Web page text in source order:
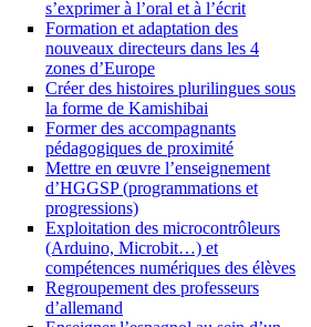
s’exprimer à l’oral et à l’écrit
Formation et adaptation des
nouveaux directeurs dans les 4
zones d’Europe
Créer des histoires plurilingues sous
la forme de Kamishibai
Former des accompagnants
pédagogiques de proximité
Mettre en œuvre l’enseignement
d’HGGSP (programmations et
progressions)
Exploitation des microcontrôleurs
(Arduino, Microbit…) et
compétences numériques des élèves
Regroupement des professeurs
d’allemand